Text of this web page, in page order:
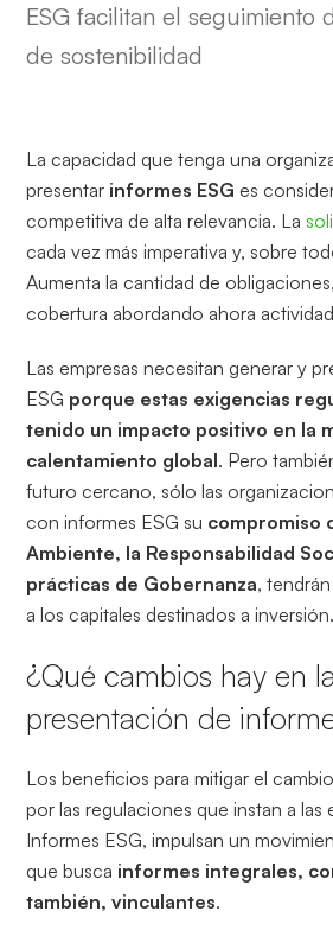
ESG facilitan el seguimiento
de sostenibilidad
La capacidad que tenga una
presentar informes ESG es
competitiva de alta relevancia. La
cada vez más imperativa y, sobre
Aumenta la cantidad de
cobertura abordando ahora
Las empresas necesitan generar y
ESG porque estas exigencias
tenido un impacto positivo en la
calentamiento global. Pero
futuro cercano, sólo las
con informes ESG su compromiso
Ambiente, la Responsabilidad
prácticas de Gobernanza,
a los capitales destinados a inversión.
¿Qué cambios hay en la
presentación de
Los beneficios para mitigar el
por las regulaciones que instan a las
Informes ESG, impulsan un
que busca informes integrales,
también, vinculantes.